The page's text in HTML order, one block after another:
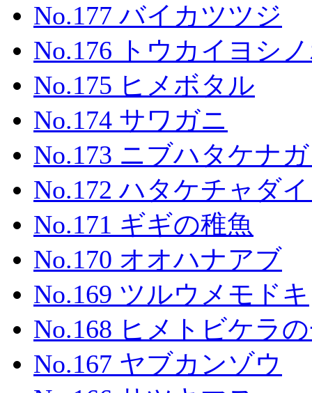
No.177 バイカツツジ
No.176 トウカイヨシ
No.175 ヒメボタル
No.174 サワガニ
No.173 ニブハタケナ
No.172 ハタケチャダ
No.171 ギギの稚魚
No.170 オオハナアブ
No.169 ツルウメモドキ
No.168 ヒメトビケラ
No.167 ヤブカンゾウ